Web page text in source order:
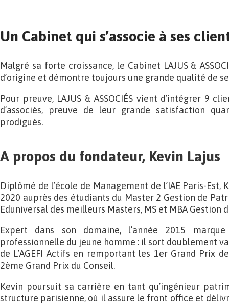
Un Cabinet qui s’associe à ses
Malgré sa forte croissance, le Cabinet LAJUS &
d’origine et démontre toujours une grande qualité de
Pour preuve, LAJUS & ASSOCIÉS vient d’intégrer 9
d’associés, preuve de leur grande satisfaction
prodigués.
A propos du fondateur, Kevin Lajus
Diplômé de l’école de Management de l’IAE Paris-Est,
2020 auprès des étudiants du Master 2 Gestion de
Eduniversal des meilleurs Masters, MS et MBA Gestion
Expert dans son domaine, l’année 2015
professionnelle du jeune homme : il sort doublement
de L’AGEFI Actifs en remportant les 1erGrand Prix
2ème Grand Prix du Conseil.
Kevin poursuit sa carrière en tant qu’ingénieur
structure parisienne, où il assure le front office et